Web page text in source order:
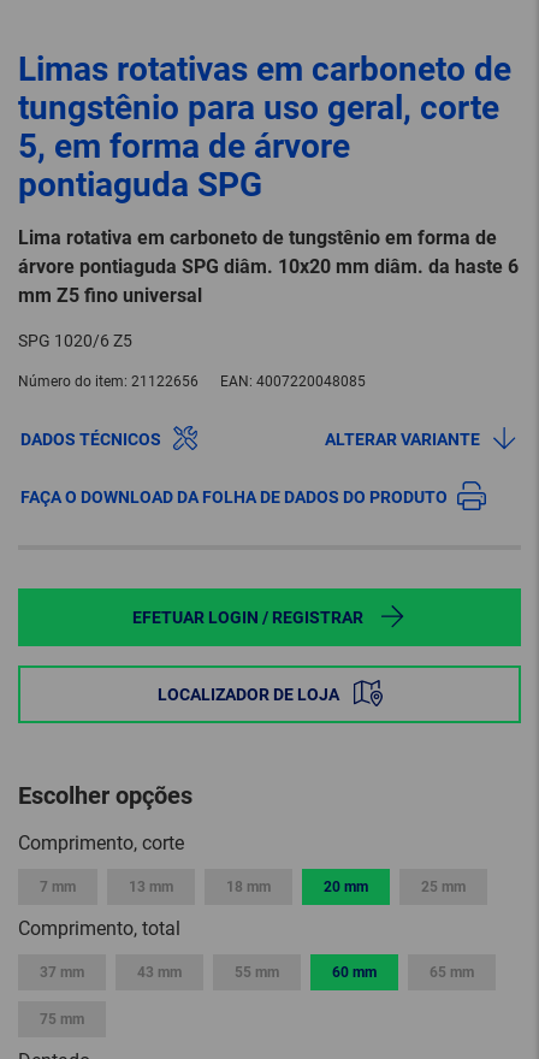
Limas rotativas em carboneto de
tungstênio para uso geral, corte
5, em forma de árvore
pontiaguda SPG
Lima rotativa em carboneto de tungstênio em forma de
árvore pontiaguda SPG diâm. 10x20 mm diâm. da haste 6
mm Z5 fino universal
SPG 1020/6 Z5
Número do item: 21122656 EAN: 4007220048085
DADOS TÉCNICOS ALTERAR VARIANTE
FAÇA O DOWNLOAD DA FOLHA DE DADOS DO PRODUTO
EFETUAR LOGIN / REGISTRAR
LOCALIZADOR DE LOJA
Escolher opções
Comprimento, corte
7 mm 13 mm 18 mm 20 mm 25 mm
Comprimento, total
37 mm 43 mm 55 mm 60 mm 65 mm
75 mm